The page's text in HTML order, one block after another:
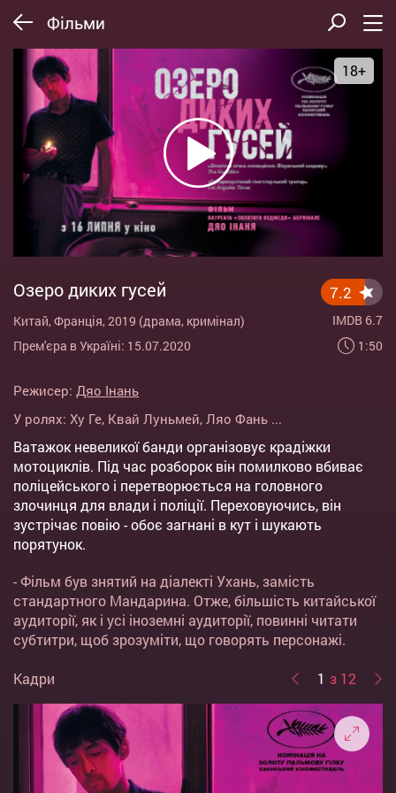
Фільми
18+
Озеро диких гусей
Китай, Франція, 2019 (драма, кримінал)
Прем'єра в Україні: 15.07.2020
7.2
IMDB 6.7
1:50
Режисер: Дяо Інань
У ролях: Ху Ге, Квай Луньмей, Ляо Фань ...
Ватажок невеликої банди організовує крадіжки
мотоциклів. Під час розборок він помилково вбиває
поліцейського і перетворюється на головного
злочинця для влади і поліції. Переховуючись, він
зустрічає повію - обоє загнані в кут і шукають
порятунок.
- Фільм був знятий на діалекті Ухань, замість
стандартного Мандарина. Отже, більшість китайської
аудиторії, як і усі іноземні аудиторії, повинні читати
субтитри, щоб зрозуміти, що говорять персонажі.
Кадри 1 з 12